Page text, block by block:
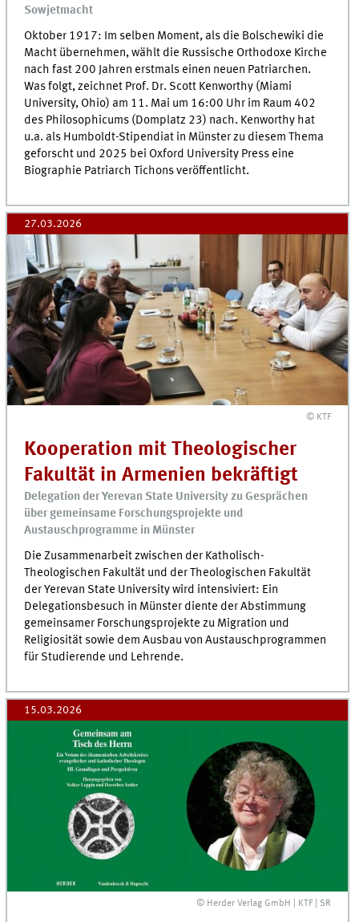
Sowjetmacht
Oktober 1917: Im selben Moment, als die Bolschewiki die
Macht übernehmen, wählt die Russische Orthodoxe Kirche
nach fast 200 Jahren erstmals einen neuen Patriarchen.
Was folgt, zeichnet Prof. Dr. Scott Kenworthy (Miami
University, Ohio) am 11. Mai um 16:00 Uhr im Raum 402
des Philosophicums (Domplatz 23) nach. Kenworthy hat
u.a. als Humboldt-Stipendiat in Münster zu diesem Thema
geforscht und 2025 bei Oxford University Press eine
Biographie Patriarch Tichons veröffentlicht.
27.03.2026
© KTF
Kooperation mit Theologischer
Fakultät in Armenien bekräftigt
Delegation der Yerevan State University zu Gesprächen
über gemeinsame Forschungsprojekte und
Austauschprogramme in Münster
Die Zusammenarbeit zwischen der Katholisch-
Theologischen Fakultät und der Theologischen Fakultät
der Yerevan State University wird intensiviert: Ein
Delegationsbesuch in Münster diente der Abstimmung
gemeinsamer Forschungsprojekte zu Migration und
Religiosität sowie dem Ausbau von Austauschprogrammen
für Studierende und Lehrende.
15.03.2026
© Herder Verlag GmbH | KTF | SR